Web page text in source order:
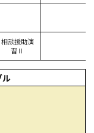
相談援助演
習Ⅱ
ル